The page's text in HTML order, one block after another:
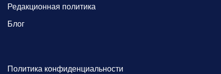
Редакционная политика
Блог
Политика конфиденциальности